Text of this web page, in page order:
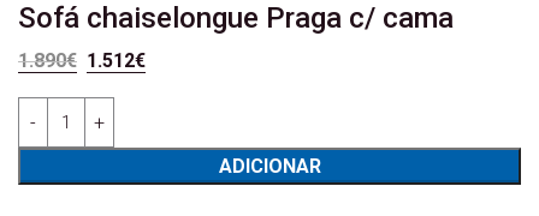
Sofá chaiselongue Praga c/ cama
1.890€ O preço original era: 1.890€.
1.512€
Quantidade de Sofá chaiselongue Praga c/ cama
ADICIONAR